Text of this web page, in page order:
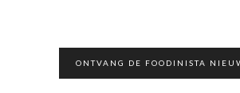
ONTVANG DE FOODINISTA